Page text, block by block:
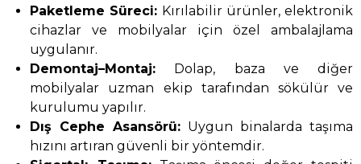
Paketleme Süreci: Kırılabilir ürünler, elektronik
cihazlar ve mobilyalar için özel ambalajlama
uygulanır.
Demontaj–Montaj: Dolap, baza ve diğer
mobilyalar uzman ekip tarafından sökülür ve
kurulumu yapılır.
Dış Cephe Asansörü: Uygun binalarda taşıma
hızını artıran güvenli bir yöntemdir.